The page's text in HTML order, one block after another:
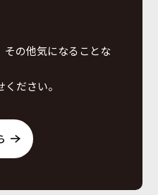
その他気になることな
ださい。